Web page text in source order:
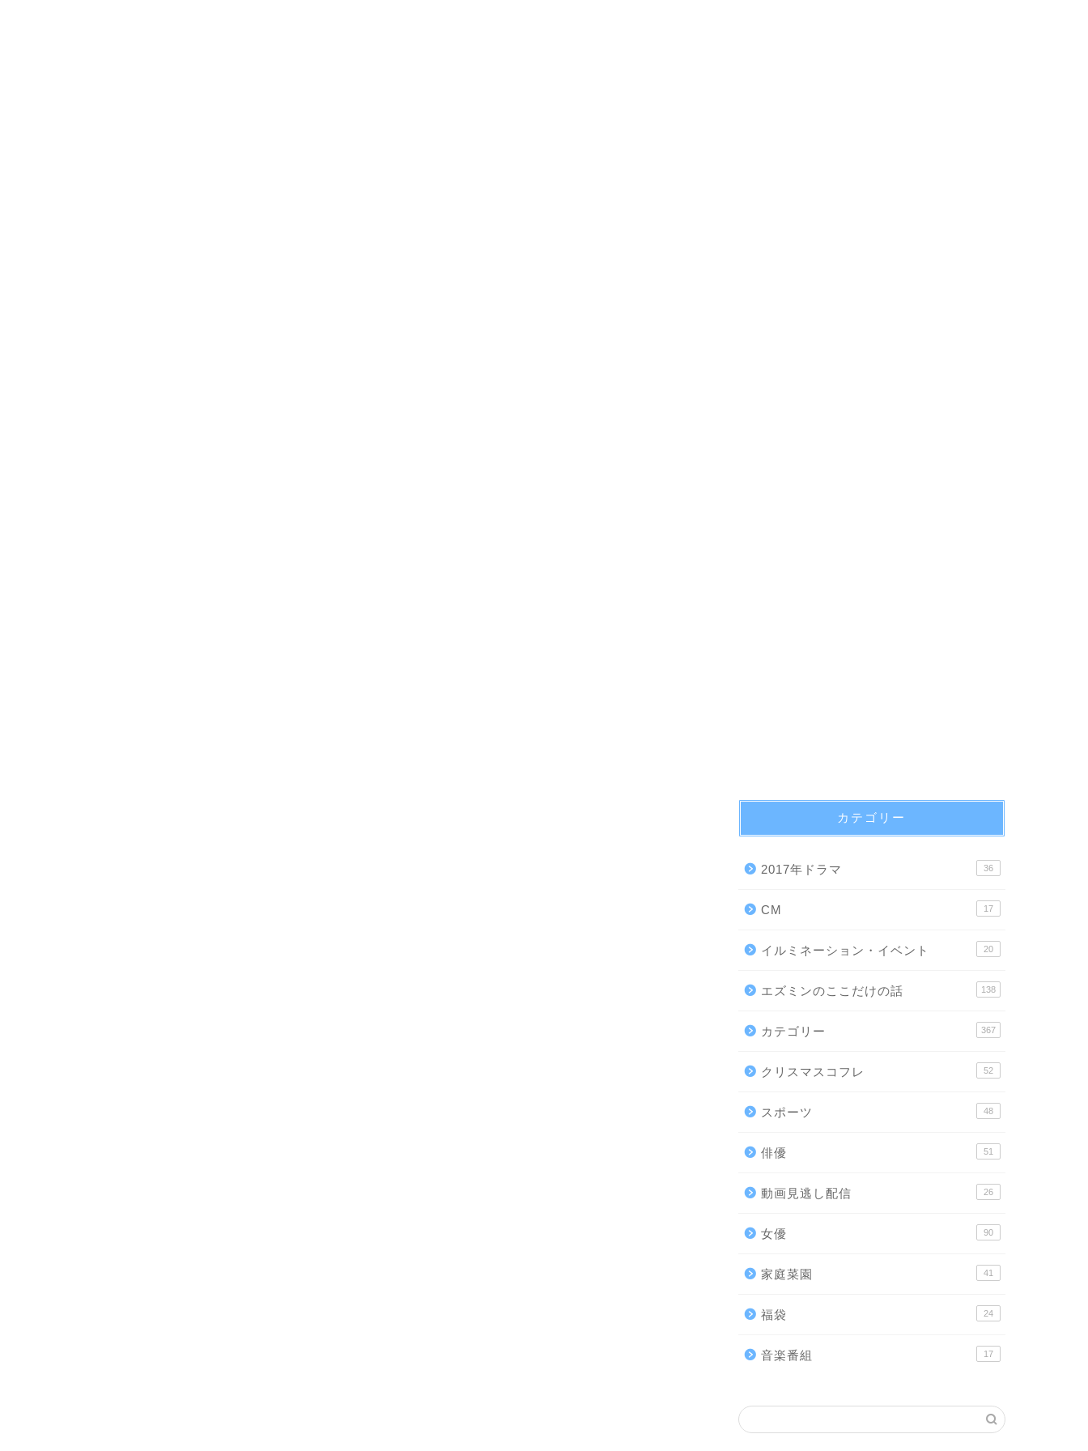
カテゴリー
2017年ドラマ 36
CM 17
イルミネーション・イベント 20
エズミンのここだけの話 138
カテゴリー 367
クリスマスコフレ 52
スポーツ 48
俳優 51
動画見逃し配信 26
女優 90
家庭菜園 41
福袋 24
音楽番組 17